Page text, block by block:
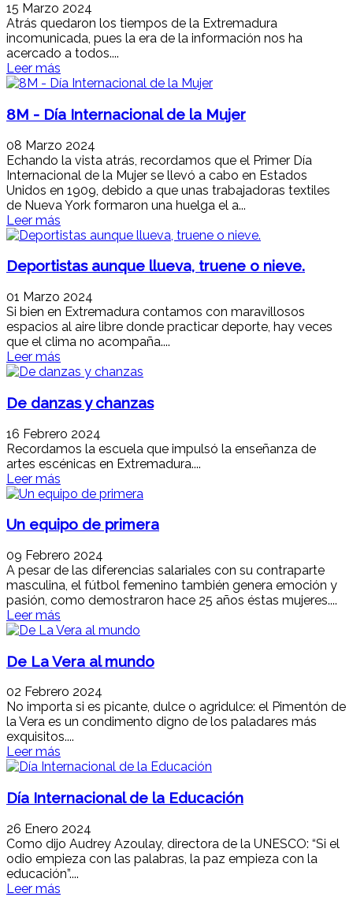
15 Marzo 2024
Atrás quedaron los tiempos de la Extremadura
incomunicada, pues la era de la información nos ha
acercado a todos....
Leer más
8M - Día Internacional de la Mujer
08 Marzo 2024
Echando la vista atrás, recordamos que el Primer Día
Internacional de la Mujer se llevó a cabo en Estados
Unidos en 1909, debido a que unas trabajadoras textiles
de Nueva York formaron una huelga el a...
Leer más
Deportistas aunque llueva, truene o nieve.
01 Marzo 2024
Si bien en Extremadura contamos con maravillosos
espacios al aire libre donde practicar deporte, hay veces
que el clima no acompaña....
Leer más
De danzas y chanzas
16 Febrero 2024
Recordamos la escuela que impulsó la enseñanza de
artes escénicas en Extremadura....
Leer más
Un equipo de primera
09 Febrero 2024
A pesar de las diferencias salariales con su contraparte
masculina, el fútbol femenino también genera emoción y
pasión, como demostraron hace 25 años éstas mujeres....
Leer más
De La Vera al mundo
02 Febrero 2024
No importa si es picante, dulce o agridulce: el Pimentón de
la Vera es un condimento digno de los paladares más
exquisitos....
Leer más
Día Internacional de la Educación
26 Enero 2024
Como dijo Audrey Azoulay, directora de la UNESCO: “Si el
odio empieza con las palabras, la paz empieza con la
educación”....
Leer más